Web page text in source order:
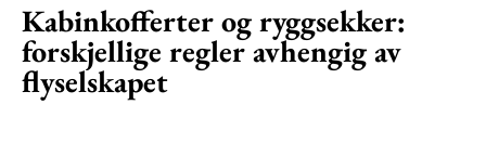
Kabinkofferter og ryggsekker:
forskjellige regler avhengig av
flyselskapet